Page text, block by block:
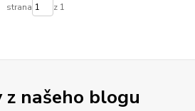
strana z 1
z našeho blogu